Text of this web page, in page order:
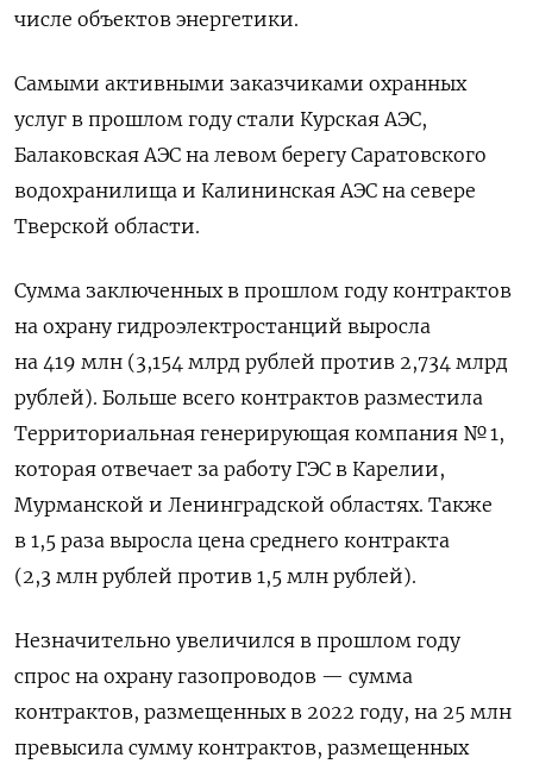
числе объектов энергетики.
Самыми активными заказчиками охранных
услуг в прошлом году стали Курская АЭС,
Балаковская АЭС на левом берегу Саратовского
водохранилища и Калининская АЭС на севере
Тверской области.
Сумма заключенных в прошлом году контрактов
на охрану гидроэлектростанций выросла
на 419 млн (3,154 млрд рублей против 2,734 млрд
рублей). Больше всего контрактов разместила
Территориальная генерирующая компания № 1,
которая отвечает за работу ГЭС в Карелии,
Мурманской и Ленинградской областях. Также
в 1,5 раза выросла цена среднего контракта
(2,3 млн рублей против 1,5 млн рублей).
Незначительно увеличился в прошлом году
спрос на охрану газопроводов — сумма
контрактов, размещенных в 2022 году, на 25 млн
превысила сумму контрактов, размещенных